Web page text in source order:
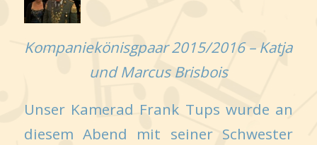
Kompaniekönisgpaar 2015/2016 – Katja
und Marcus Brisbois
Unser Kamerad Frank Tups wurde an
diesem Abend mit seiner Schwester